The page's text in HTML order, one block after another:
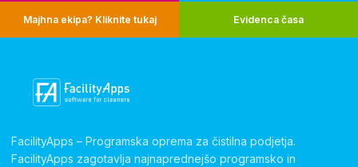
Majhna ekipa? Kliknite tukaj Evidenca časa
FacilityApps – Programska oprema za čistilna podjetja.
FacilityApps zagotavlja najnaprednejšo programsko in